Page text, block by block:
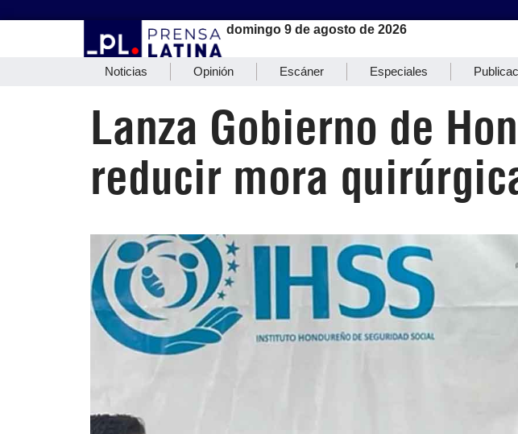
domingo 9 de agosto de 2026
Noticias Opinión Escáner Especiales
Lanza Gobierno de
reducir mora